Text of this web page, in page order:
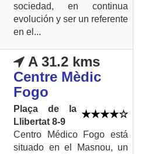
sociedad, en continua
evolución y ser un referente
en el...
A 31.2 kms
Centre Mèdic
Fogo
Plaça de la
Llibertat 8-9
Centro Médico Fogo está
situado en el Masnou, un